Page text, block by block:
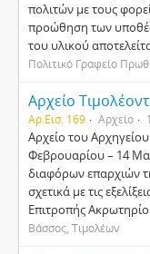
πολιτών με τους
προώθηση των
του υλικού
Πολιτικό Γραφείο
Αρχείο
Αρ.Εισ. 169 Αρχείο
Αρχείο του
Φεβρουαρίου – 14
διαφόρων επαρχιών
σχετικά με τις
Επιτροπής
Βάσσος, Τιμολέων